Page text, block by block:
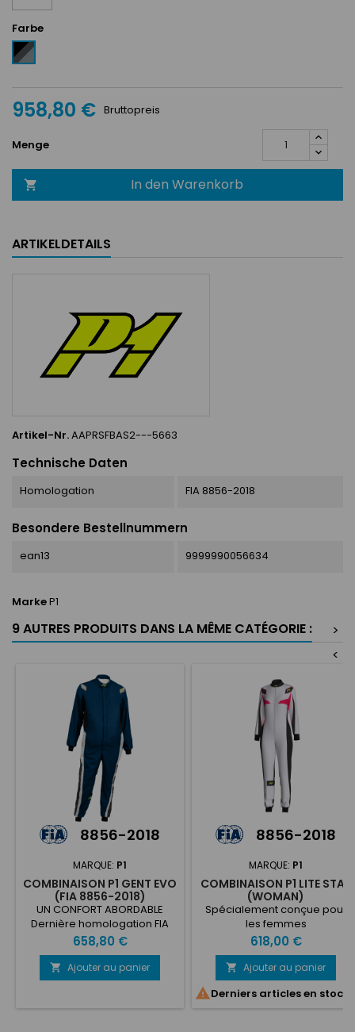
Farbe
Noir
/
/
Argent
958,80 € Bruttopreis
Menge
 In den Warenkorb
ARTIKELDETAILS
Artikel-Nr.AAPRSFBAS2---5663
Technische Daten
Homologation FIA 8856-2018
Besondere Bestellnummern
ean13 9999990056634
MarkeP1
9 AUTRES PRODUITS DANS LA MÊME CATÉGORIE :
>
<
8856-2018
MARQUE: P1
COMBINAISON P1 GENT EVO
(FIA 8856-2018)
UN CONFORT ABORDABLE
Dernière homologation FIA
8856-2018 Construction 100%
aramide Design à la mode
en 3 couleurs 3 couches -
380 g/m2
Prix
658,80 €
 Ajouter au panier
8856-2018
MARQUE: P1
COMBINAISON P1 LITE STAR
(WOMAN)
Spécialement conçue pour
les femmes
Prix
618,00 €
 Ajouter au panier
Derniers articles en stock